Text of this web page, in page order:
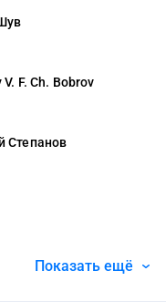
F. Ch. Bobrov
Степанов
Показать ещё